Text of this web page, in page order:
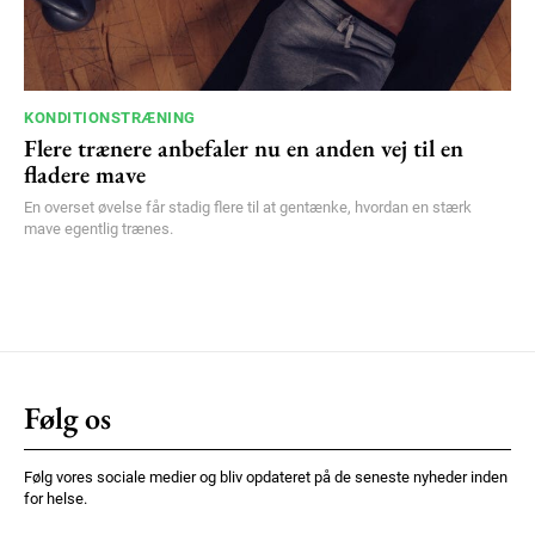
KONDITIONSTRÆNING
Flere trænere anbefaler nu en anden vej til en
fladere mave
En overset øvelse får stadig flere til at gentænke, hvordan en stærk
mave egentlig trænes.
Følg os
Følg vores sociale medier og bliv opdateret på de seneste nyheder inden
for helse.